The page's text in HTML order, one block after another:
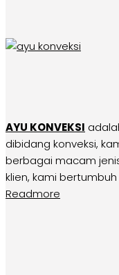
AYU KONVEKSI
dibidang konveksi,
berbagai macam
klien, kami
Readmore